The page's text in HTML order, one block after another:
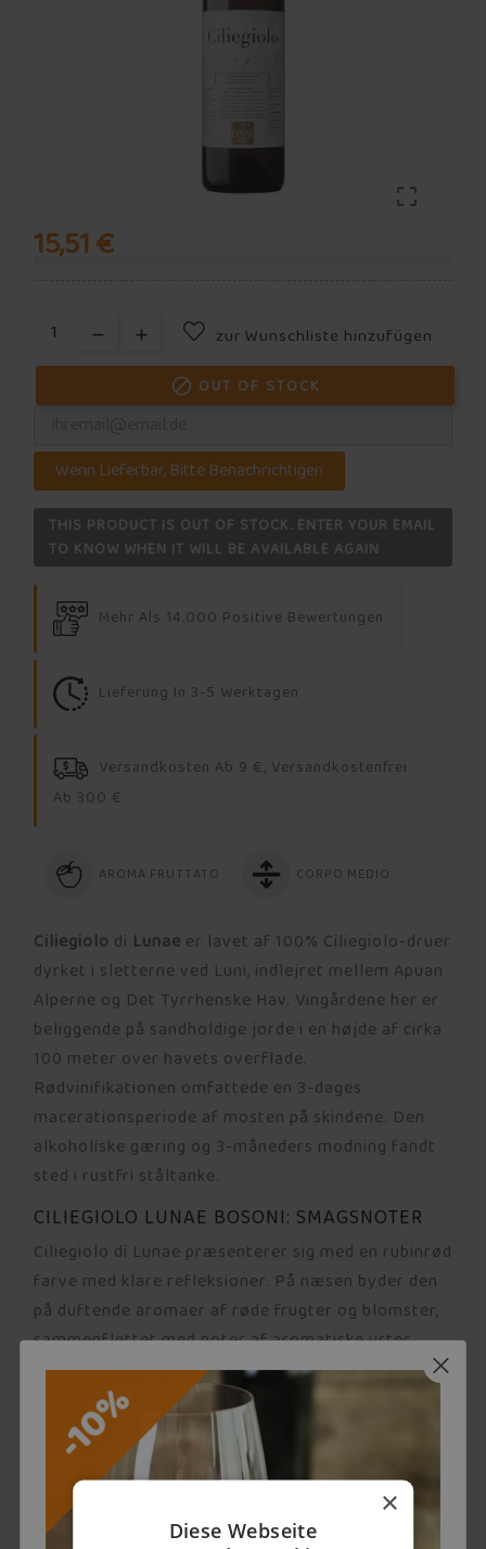

15,51 €
zur Wunschliste hinzufügen
 OUT OF STOCK
Wenn Lieferbar, Bitte Benachrichtigen
THIS PRODUCT IS OUT OF STOCK. ENTER YOUR EMAIL
TO KNOW WHEN IT WILL BE AVAILABLE AGAIN
Mehr Als 14.000 Positive Bewertungen
Lieferung In 3-5 Werktagen
Versandkosten Ab 9 €, Versandkostenfrei
Ab 300 €
AROMA FRUTTATO CORPO MEDIO
Ciliegiolo di Lunae er lavet af 100% Ciliegiolo-druer
dyrket i sletterne ved Luni, indlejret mellem Apuan
Alperne og Det Tyrrhenske Hav. Vingårdene her er
beliggende på sandholdige jorde i en højde af cirka
100 meter over havets overflade.
Rødvinifikationen omfattede en 3-dages
macerationsperiode af mosten på skindene. Den
alkoholiske gæring og 3-måneders modning fandt
sted i rustfri ståltanke.
CILIEGIOLO LUNAE BOSONI: SMAGSNOTER
Ciliegiolo di Lunae præsenterer sig med en rubinrød
farve med klare refleksioner. På næsen byder den
på duftende aromaer af røde frugter og blomster,
sammenflettet med noter af aromatiske urter.
Smagen er frisk og tydeligt frugtagtig,
understøttet af søde og glatte tanniner. Den
passer fremragende til kød og ost samt
velsmagende retter med rødt kød.
×
Diese Webseite